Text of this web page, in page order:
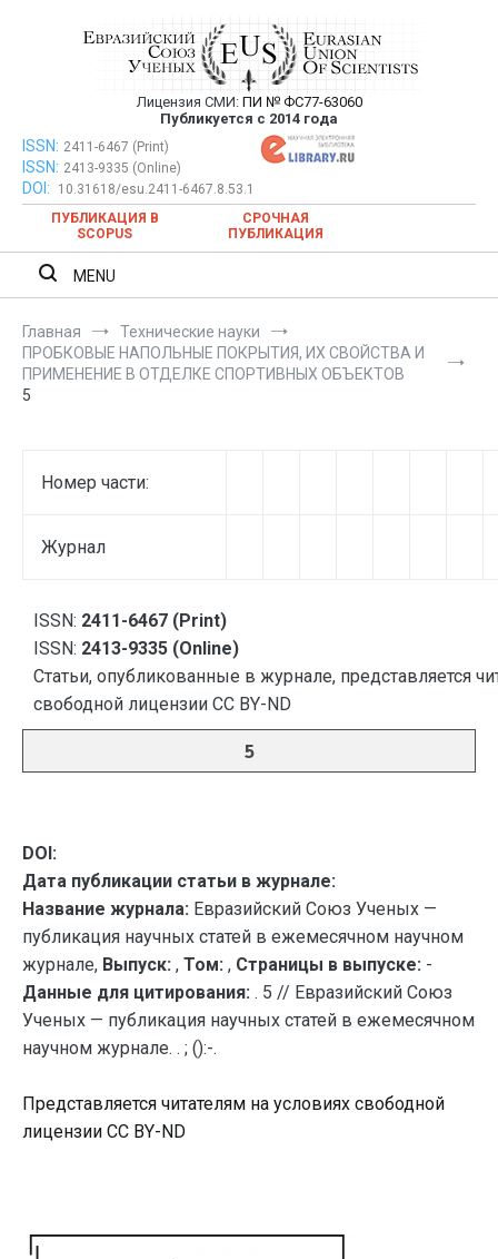
Евразийский Союз Ученых —
публикация научных статей в
ежемесячном научном журнале
Лицензия СМИ: ПИ № ФС77-63060
Публикуется с 2014 года
Евразийский Союз Ученых — публикация научных статей в
ежемесячном научном журнале
ISSN: 2411-6467 (Print)
ISSN: 2413-9335 (Online)
DOI:
10.31618/esu.2411-6467.8.53.1
ПУБЛИКАЦИЯ В
SCOPUS
СРОЧНАЯ
ПУБЛИКАЦИЯ
MENU
Главная
Технические науки
ПРОБКОВЫЕ НАПОЛЬНЫЕ ПОКРЫТИЯ, ИХ СВОЙСТВА И
ПРИМЕНЕНИЕ В ОТДЕЛКЕ СПОРТИВНЫХ ОБЪЕКТОВ
5
Номер части:
Журнал
ISSN: 2411-6467 (Print)
ISSN: 2413-9335 (Online)
Статьи, опубликованные в журнале, представляется
свободной лицензии CC BY-ND
5
DOI:
Дата публикации статьи в журнале:
Название журнала: Евразийский Союз Ученых —
публикация научных статей в ежемесячном научном
журнале, Выпуск: , Том: , Страницы в выпуске: -
Данные для цитирования: . 5 // Евразийский Союз
Ученых — публикация научных статей в ежемесячном
научном журнале. . ; ():-.
Представляется читателям на условиях свободной
лицензии CC BY-ND